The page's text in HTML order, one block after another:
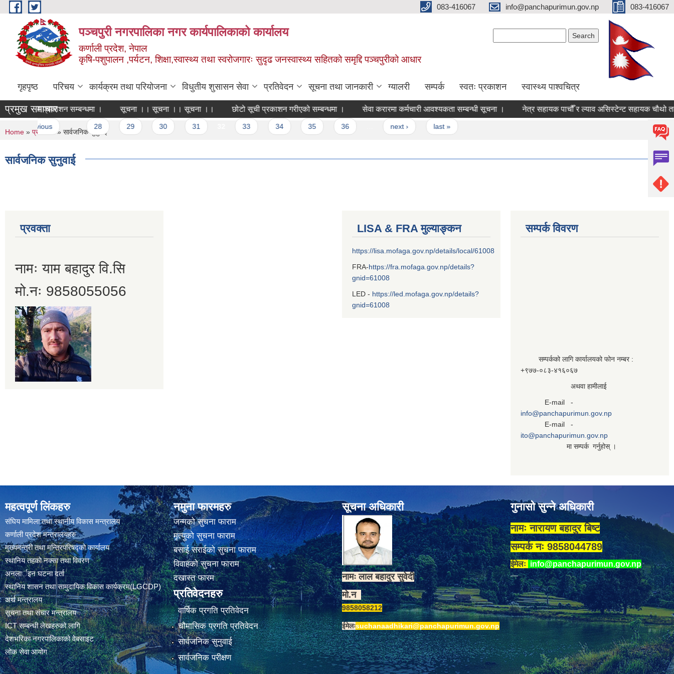
Skip to main content 083-416067 info@panchapurimun.gov.np 083-416067
पञ्चपुरी नगरपालिका नगर कार्यपालिकाको कार्यालय
कर्णाली प्रदेश, नेपाल
कृषि-पशुपालन ,पर्यटन, शिक्षा,स्वास्थ्य तथा स्वरोजगारः सुदृढ जनस्वास्थ्य सहितको समृद्दि पञ्चपुरीको आधार
गृहपृष्ठ परिचय कार्यक्रम तथा परियोजना विधुतीय शुसासन सेवा प्रतिवेदन सूचना तथा जानकारी ग्यालरी सम्पर्क स्वतः प्रकाशन स्वास्थ्य पाश्वचित्र
प्रमुख समाचार
नतिजा प्रकाशन सम्बन्धमा । सूचना ।। सूचना ।। सूचना ।। छोटो सूची प्रकाशन गरीएको सम्बन्धमा । सेवा करारमा कर्मचारी आवश्यकता सम्बन्धी सूचना । नेत्र सहायक पाचौँ र ल्याव असिस्टेन्ट सहायक चौथो तहको
‹ previous next › last »
You are here
Home » प्रतिवेदन » सार्वजनिक सुनुवाई
सार्वजनिक सुनुवाई
प्रवक्ता
नामः याम बहादुर वि.सि
मो.नः 9858055056
LISA & FRA मुल्याङ्कन
https://lisa.mofaga.gov.np/details/local/61008
FRA-https://fra.mofaga.gov.np/details?
gnid=61008
LED - https://led.mofaga.gov.np/details?
gnid=61008
सम्पर्क विवरण
सम्पर्कको लागि कार्यालयको फोन नम्बर :
+९७७-०८३‍-४१६०६७
अथवा हामीलाई
E-mail -
info@panchapurimun.gov.np
E-mail -
ito@panchapurimun.gov.np
मा सम्पर्क गर्नुहोस् ।
महत्वपूर्ण लिंकहरु
संघिय मामिला तथा स्थानीय विकास मन्त्रालय
कर्णाली प्रदेश मन्त्रालयहरु
मुख्यमन्त्री तथा मन्त्रिपरिषद्को कार्यालय
स्थानिय तहकाे नक्सा तथा विवरण
अनलार्इन घटना दर्ता
स्थानिय शासन तथा सामुदायिक विकास कार्यक्रम(LGCDP)
अर्थ मन्त्रालय
सूचना तथा संचार मन्त्रालय
ICT सम्बन्धी लेखहरुको लागि
देशभरिका नगरपालिकाको वेबसाइट
लोक सेवा आयोग
नमुना फारमहरु
जन्मको सुचना फाराम
मृत्युको सुचना फाराम
बसाई सराईको सुचना फाराम
विवाहको सुचना फाराम
दखास्त फारम
प्रतिवेदनहरु
वार्षिक प्रगति प्रतिवेदन
चौमासिक प्रगति प्रतिवेदन
सार्वजनिक सुनुवाई
सार्वजनिक परीक्षण
सूचना अधिकारी
नामः लाल बहादुर सुवेदी
मो.न
9858058212
ईमेलःsuchanaadhikari@panchapurimun.gov.np
गुनासो सुन्ने अधिकारी
नामः नारायण बहादुर बिष्ट
सम्पर्क नः 9858044789
ईमेलः info@panchapurimun.gov.np